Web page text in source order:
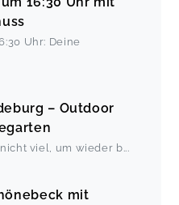
Uhr: Deine
– Outdoor
viel, um wieder b...
mit